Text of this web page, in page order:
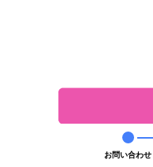
お問い合わせ